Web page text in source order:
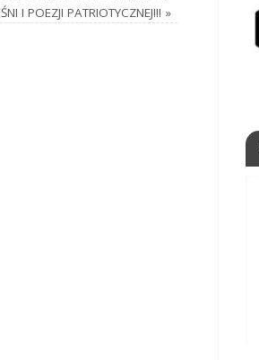
I POEZJI PATRIOTYCZNEJ!!! »